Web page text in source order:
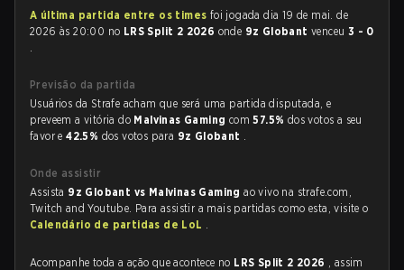
A última partida entre os times foi jogada dia 19 de mai. de
2026 às 20:00 no LRS Split 2 2026 onde 9z Globantvenceu 3 - 0
.
Previsão da partida
Usuários da Strafe acham que será uma partida disputada, e
preveem a vitória do Malvinas Gaming com57.5% dos votos a seu
favor e42.5% dos votos para 9z Globant .
Onde assistir
Assista 9z Globant vs Malvinas Gamingao vivo na strafe.com,
Twitch and Youtube. Para assistir a mais partidas como esta, visite o
Calendário de partidas de LoL .
Acompanhe toda a ação que acontece no LRS Split 2 2026 , assim